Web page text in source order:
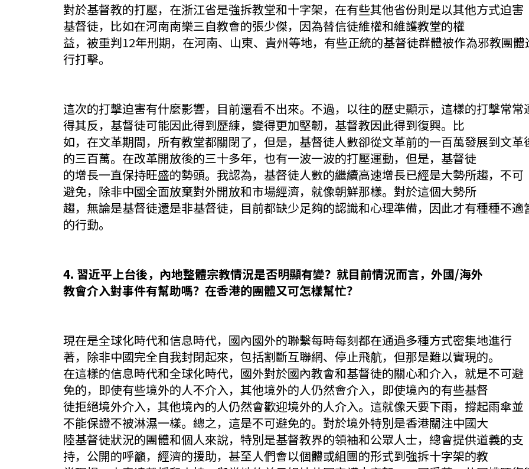
對於基督教的打壓，在浙江省是強拆教堂和十字架，在有些其他省份則是以其他方式迫害
基督徒，比如在河南南樂三自教會的張少傑，因為替信徒維權和維護教堂的權
益，被重判12年刑期，在河南、山東、貴州等地，有些正統的基督徒群體被作為邪教團體
行打擊。
這次的打擊迫害有什麼影響，目前還看不出來。不過，以往的歷史顯示，這樣的打擊常常
得其反，基督徒可能因此得到歷練，變得更加堅韌，基督教因此得到復興。比
如，在文革期間，所有教堂都關閉了，但是，基督徒人數卻從文革前的一百萬發展到文革
的三百萬。在改革開放後的三十多年，也有一波一波的打壓運動，但是，基督徒
的增長一直保持旺盛的勢頭。我認為，基督徒人數的繼續高速增長已經是大勢所趨，不可
避免，除非中國全面放棄對外開放和市場經濟，就像朝鮮那樣。對於這個大勢所
趨，無論是基督徒還是非基督徒，目前都缺少足夠的認識和心理準備，因此才有種種不適
的行動。
4. 習近平上台後，內地整體宗教情況是否明顯有變？就目前情況而言，外國/海外
教會介入對事件有幫助嗎？在香港的團體又可怎樣幫忙？
現在是全球化時代和信息時代，國內國外的聯繫每時每刻都在通過多種方式密集地進行
著，除非中國完全自我封閉起來，包括割斷互聯網、停止飛航，但那是難以實現的。
在這樣的信息時代和全球化時代，國外對於國內教會和基督徒的關心和介入，就是不可避
免的，即使有些境外的人不介入，其他境外的人仍然會介入，即使境內的有些基督
徒拒絕境外介入，其他境內的人仍然會歡迎境外的人介入。這就像天要下雨，撐起雨傘並
不能保證不被淋濕一樣。總之，這是不可避免的。對於境外特別是香港關注中國大
陸基督徒狀況的團體和個人來說，特別是基督教界的領袖和公眾人士，總會提供道義的支
持，公開的呼籲，經濟的援助，甚至人們會以個體或組團的形式到強拆十字架的教